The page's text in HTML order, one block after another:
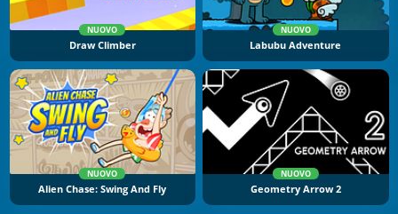
NUOVO
Draw Climber
NUOVO
Labubu Adventure
NUOVO
Alien Chase: Swing And Fly
NUOVO
Geometry Arrow 2